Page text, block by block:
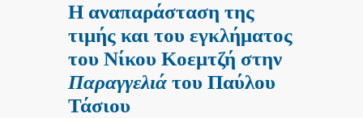
Η αναπαράσταση της
τιμής και του εγκλήματος
του Νίκου Κοεμτζή στην
Παραγγελιά του Παύλου
Τάσιου